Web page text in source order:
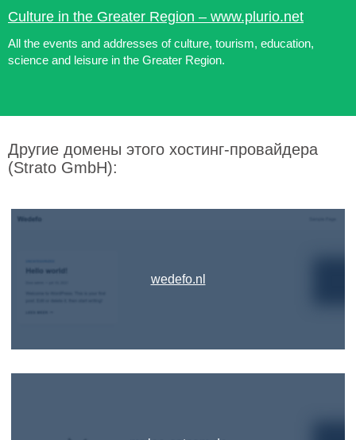
Culture in the Greater Region – www.plurio.net
All the events and addresses of culture, tourism, education,
science and leisure in the Greater Region.
Другие домены этого хостинг-провайдера
(Strato GmbH):
wedefo.nl